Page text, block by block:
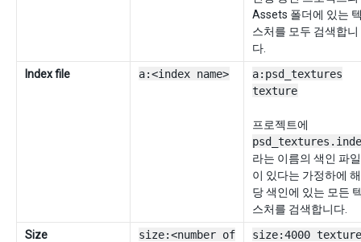
Assets 폴더에 있는
스처를 모두 검색합니
다.
Index file
a:<index name>
a:psd_textures
texture
프로젝트에
라는 이름의 색인 파일
이 있다는 가정하에 해
당 색인에 있는 모든
스처를 검색합니다.
Size
size:<number of
size:4000 texture